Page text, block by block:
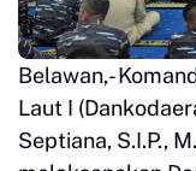
Belawan,-
Laut I
Septiana, S.I.P.,